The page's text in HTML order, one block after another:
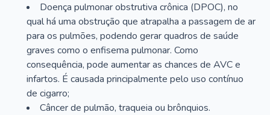
Doença pulmonar obstrutiva crônica (DPOC), no
qual há uma obstrução que atrapalha a passagem de ar
para os pulmões, podendo gerar quadros de saúde
graves como o enfisema pulmonar. Como
consequência, pode aumentar as chances de AVC e
infartos. É causada principalmente pelo uso contínuo
de cigarro;
Câncer de pulmão, traqueia ou brônquios.